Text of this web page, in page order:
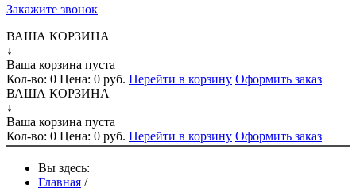
Закажите звонок
ВАША КОРЗИНА
↓
Ваша корзина пуста
Кол-во: 0 Цена: 0 руб. Перейти в корзину Оформить заказ
ВАША КОРЗИНА
↓
Ваша корзина пуста
Кол-во: 0 Цена: 0 руб. Перейти в корзину Оформить заказ
Вы здесь:
Главная /